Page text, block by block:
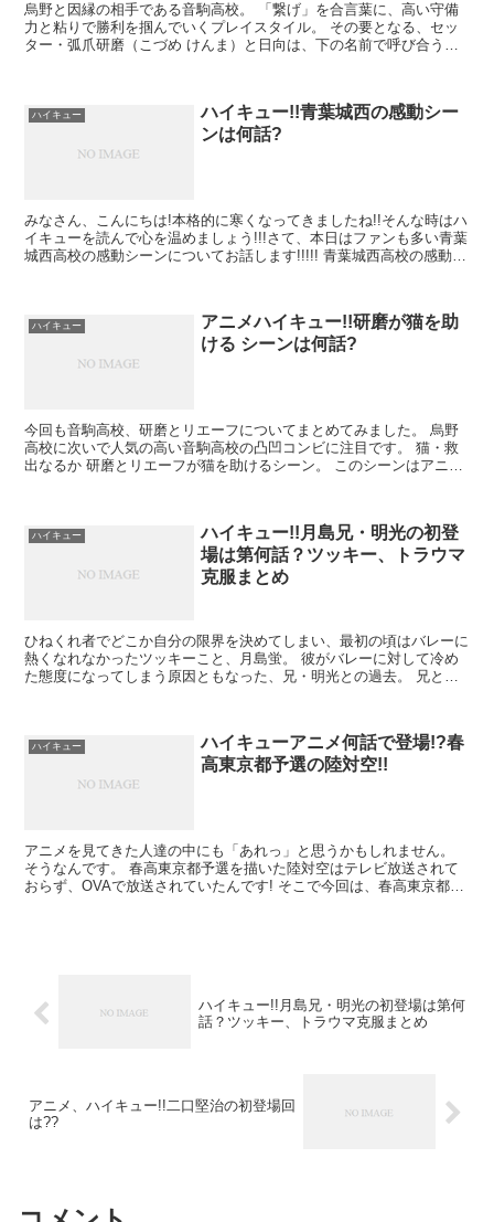
烏野と因縁の相手である音駒高校。 「繋げ」を合言葉に、高い守備
力と粘りで勝利を掴んでいくプレイスタイル。 その要となる、セッ
ター・弧爪研磨（こづめ けんま）と日向は、下の名前で呼び合うほ
ハイキュー
ハイキュー!!青葉城西の感動シー
ンは何話?
みなさん、こんにちは!本格的に寒くなってきましたね!!そんな時はハ
イキューを読んで心を温めましょう!!!さて、本日はファンも多い青葉
城西高校の感動シーンについてお話します!!!!! 青葉城西高校の感動シ
ハイキュー
アニメハイキュー!!研磨が猫を助
ける シーンは何話?
今回も音駒高校、研磨とリエーフについてまとめてみました。 烏野
高校に次いで人気の高い音駒高校の凸凹コンビに注目です。 猫・救
出なるか 研磨とリエーフが猫を助けるシーン。 このシーンはアニメ
ハイキュー
ハイキュー!!月島兄・明光の初登
場は第何話？ツッキー、トラウマ
克服まとめ
ひねくれ者でどこか自分の限界を決めてしまい、最初の頃はバレーに
熱くなれなかったツッキーこと、月島蛍。 彼がバレーに対して冷め
た態度になってしまう原因ともなった、兄・明光との過去。 兄との
ハイキュー
ハイキューアニメ何話で登場!?春
高東京都予選の陸対空!!
アニメを見てきた人達の中にも「あれっ」と思うかもしれません。
そうなんです。 春高東京都予選を描いた陸対空はテレビ放送されて
おらず、OVAで放送されていたんです! そこで今回は、春高東京都予
ハイキュー!!月島兄・明光の初登場は第何
話？ツッキー、トラウマ克服まとめ
アニメ、ハイキュー!!二口堅治の初登場回
は??